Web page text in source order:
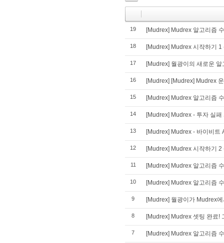
19 [Mudrex] Mudrex 알고리즘
18 [Mudrex] Mudrex 시작하기 1
17 [Mudrex] 월광이의 새로운
16 [Mudrex] [Mudrex] Mudrex
15 [Mudrex] Mudrex 알고리즘
14 [Mudrex] Mudrex - 투자 실패
13 [Mudrex] Mudrex - 바이비트
12 [Mudrex] Mudrex 시작하기
11 [Mudrex] Mudrex 알고리즘
10 [Mudrex] Mudrex 알고리즘
9 [Mudrex] 월광이가 Mudrex
8 [Mudrex] Mudrex 셋팅 완료!
7 [Mudrex] Mudrex 알고리즘